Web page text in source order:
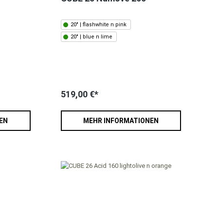
20" | flashwhite n pink
20" | blue n lime
519,00 €*
MEHR INFORMATIONEN